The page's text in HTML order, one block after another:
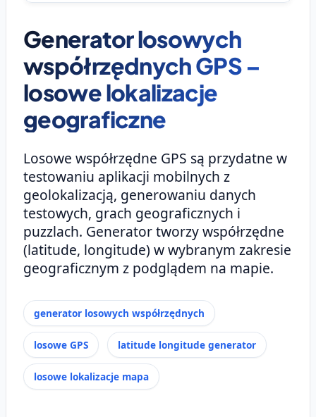
Generator losowych
współrzędnych GPS –
losowe lokalizacje
geograficzne
Losowe współrzędne GPS są przydatne w
testowaniu aplikacji mobilnych z
geolokalizacją, generowaniu danych
testowych, grach geograficznych i
puzzlach. Generator tworzy współrzędne
(latitude, longitude) w wybranym zakresie
geograficznym z podglądem na mapie.
generator losowych współrzędnych
losowe GPS latitude longitude generator
losowe lokalizacje mapa